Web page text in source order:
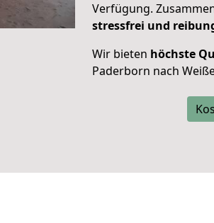
Verfügung.
stressfrei und
Wir bieten höchste
Paderborn nach